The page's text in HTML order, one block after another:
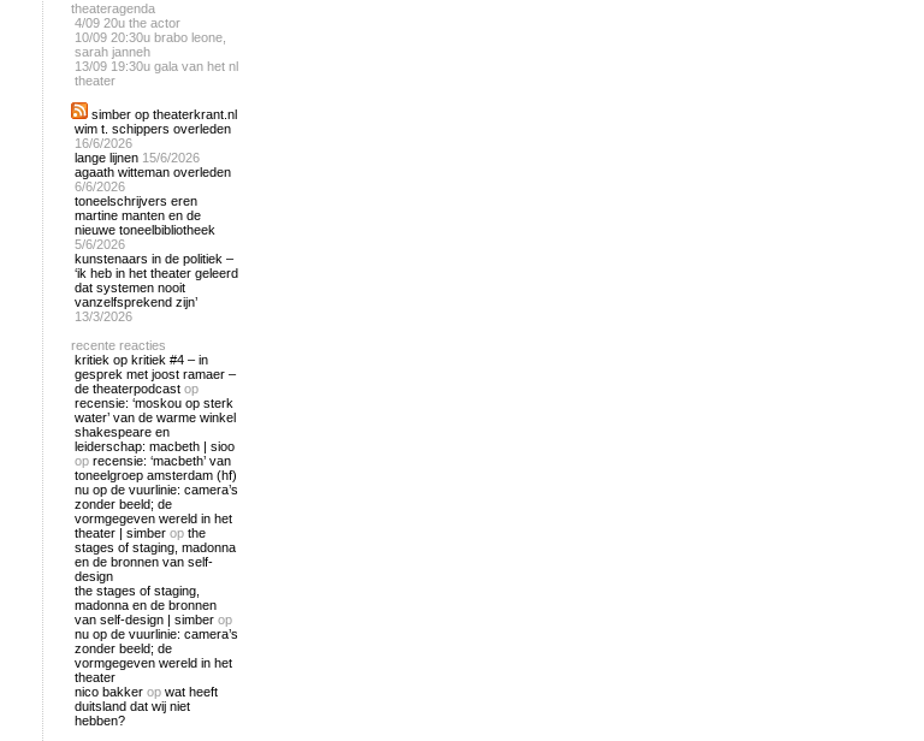
theateragenda
4/09 20u the actor
10/09 20:30u brabo leone,
sarah janneh
13/09 19:30u gala van het nl
theater
simber op theaterkrant.nl
wim t. schippers overleden
16/6/2026
lange lijnen 15/6/2026
agaath witteman overleden
6/6/2026
toneelschrijvers eren
martine manten en de
nieuwe toneelbibliotheek
5/6/2026
kunstenaars in de politiek –
‘ik heb in het theater geleerd
dat systemen nooit
vanzelfsprekend zijn’
13/3/2026
recente reacties
kritiek op kritiek #4 – in
gesprek met joost ramaer –
de theaterpodcast op
recensie: ‘moskou op sterk
water’ van de warme winkel
shakespeare en
leiderschap: macbeth | sioo
op recensie: ‘macbeth’ van
toneelgroep amsterdam (hf)
nu op de vuurlinie: camera’s
zonder beeld; de
vormgegeven wereld in het
theater | simber op the
stages of staging, madonna
en de bronnen van self-
design
the stages of staging,
madonna en de bronnen
van self-design | simber op
nu op de vuurlinie: camera’s
zonder beeld; de
vormgegeven wereld in het
theater
nico bakker op wat heeft
duitsland dat wij niet
hebben?